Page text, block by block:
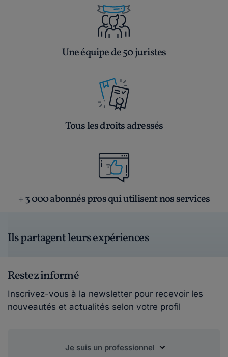
Une équipe de 50 juristes
Tous les droits adressés
+ 3 000 abonnés pros qui utilisent nos services
Ils partagent leurs expériences
Restez informé
Inscrivez-vous à la newsletter pour recevoir les
nouveautés et actualités selon votre profil